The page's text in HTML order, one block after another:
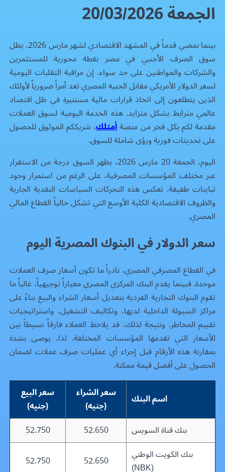
الجمعة 20/03/2026
بينما نمضي قدماً في المشهد الاقتصادي لشهر مارس 2026، يظل
سوق الصرف الأجنبي في مصر نقطة محورية للمستثمرين
والشركات والمواطنين على حد سواء. إن مراقبة التقلبات اليومية
لسعر الدولار الأمريكي مقابل الجنيه المصري تعد أمراً ضرورياً لأولئك
الذين يتطلعون إلى اتخاذ قرارات مالية مستنيرة في ظل اقتصاد
عالمي مترابط بشكل متزايد. هذه الخدمة اليومية لسوق العملات
مقدمة لكم بكل فخر من منصةأمتلك، شريككم الموثوق للحصول
على تحديثات فورية ورؤى شاملة للسوق.
اليوم، الجمعة 20 مارس 2026، يظهر السوق درجة من الاستقرار
عبر مختلف المؤسسات المصرفية، على الرغم من استمرار وجود
تباينات طفيفة. تعكس هذه التحركات السياسات النقدية الجارية
والظروف الاقتصادية الكلية الأوسع التي تشكل حالياً القطاع المالي
المصري.
سعر الدولار في البنوك المصرية اليوم
في القطاع المصرفي المصري، نادراً ما تكون أسعار صرف العملات
موحدة. فبينما يقدم البنك المركزي المصري معياراً توجيهياً، غالباً ما
تقوم البنوك التجارية الفردية بتعديل أسعار الشراء والبيع بناءً على
مراكز السيولة الداخلية لديها، وتكاليف التشغيل، واستراتيجيات
تقييم المخاطر. ونتيجة لذلك، قد يلاحظ العملاء فارقاً بسيطاً بين
الأسعار التي تقدمها المؤسسات المختلفة. لذا، يوصى بشدة
بمقارنة هذه الأرقام قبل إجراء أي عمليات صرف عملات لضمان
الحصول على أفضل قيمة ممكنة.
اسم البنك
سعر الشراء
(جنيه)
سعر البيع
(جنيه)
بنك قناة السويس
52.650
52.750
بنك الكويت الوطني
(NBK)
52.650
52.750